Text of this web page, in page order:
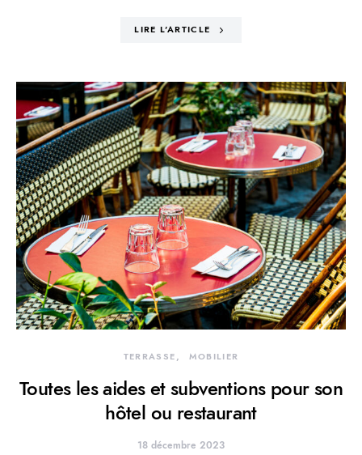
LIRE L'ARTICLE
TERRASSE MOBILIER
Toutes les aides et subventions pour son
hôtel ou restaurant
18 décembre 2023